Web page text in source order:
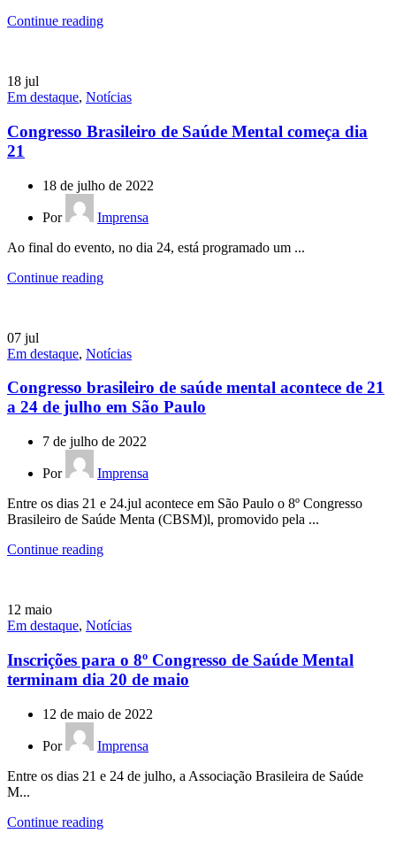
Continue reading
18 jul
Em destaque, Notícias
Congresso Brasileiro de Saúde Mental começa dia
21
18 de julho de 2022
Por
Imprensa
Ao final do evento, no dia 24, está programado um ...
Continue reading
07 jul
Em destaque, Notícias
Congresso brasileiro de saúde mental acontece de 21
a 24 de julho em São Paulo
7 de julho de 2022
Por
Imprensa
Entre os dias 21 e 24.jul acontece em São Paulo o 8º Congresso
Brasileiro de Saúde Menta (CBSM)l, promovido pela ...
Continue reading
12 maio
Em destaque, Notícias
Inscrições para o 8º Congresso de Saúde Mental
terminam dia 20 de maio
12 de maio de 2022
Por
Imprensa
Entre os dias 21 e 24 de julho, a Associação Brasileira de Saúde
M...
Continue reading